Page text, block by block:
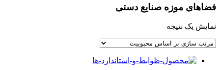
فضاهای موزه صنایع دستی
نمایش یک نتیجه